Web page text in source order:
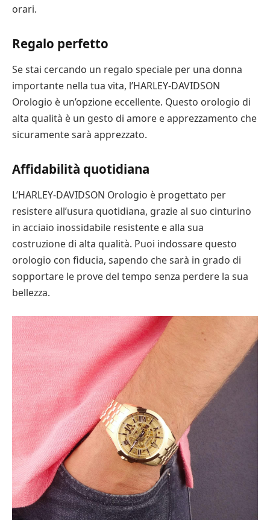
orari.
Regalo perfetto
Se stai cercando un regalo speciale per una donna
importante nella tua vita, l’HARLEY-DAVIDSON
Orologio è un’opzione eccellente. Questo orologio di
alta qualità è un gesto di amore e apprezzamento che
sicuramente sarà apprezzato.
Affidabilità quotidiana
L’HARLEY-DAVIDSON Orologio è progettato per
resistere all’usura quotidiana, grazie al suo cinturino
in acciaio inossidabile resistente e alla sua
costruzione di alta qualità. Puoi indossare questo
orologio con fiducia, sapendo che sarà in grado di
sopportare le prove del tempo senza perdere la sua
bellezza.